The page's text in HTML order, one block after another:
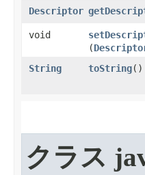
Descriptor
void
(
String toString​()
クラス